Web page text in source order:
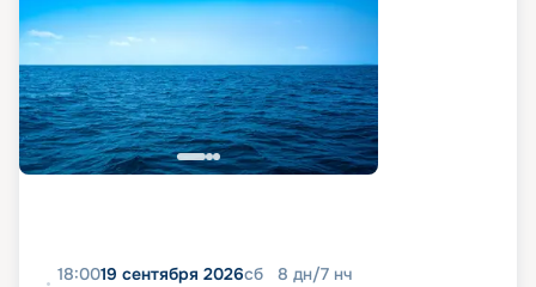
18:0019 сентября 2026сб 8 дн/7 нч